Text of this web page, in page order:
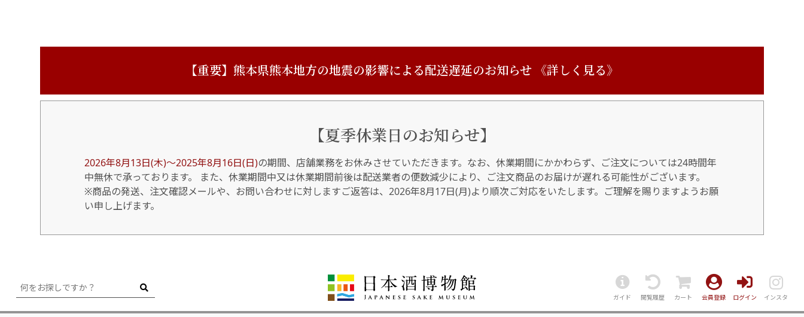
【重要】熊本県熊本地方の地震の影響による配送遅延のお知らせ 《詳しく見る》
【夏季休業日のお知らせ】
2026年8月13日(木)～2025年8月16日(日)の期間、店舗業務をお休みさせていただきます。なお、休業期間にかかわらず、ご注文については24時間年
中無休で承っております。 また、休業期間中又は休業期間前後は配送業者の便数減少により、ご注文商品のお届けが遅れる可能性がございます。
※商品の発送、注文確認メールや、お問い合わせに対しますご返答は、2026年8月17日(月)より順次ご対応をいたします。ご理解を賜りますようお願
い申し上げます。
ガイド 閲覧履歴 カート 会員登録 ログイン インスタ